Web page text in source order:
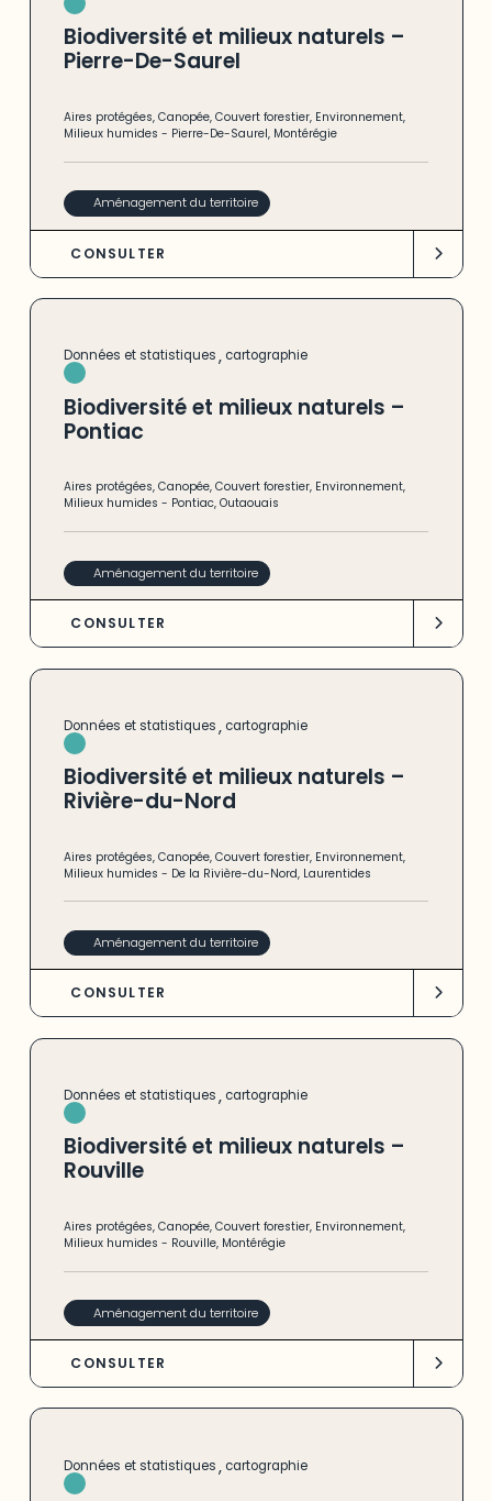
Biodiversité et milieux naturels –
Pierre-De-Saurel
Aires protégées,Canopée,Couvert forestier, Environnement,
Milieux humides - Pierre-De-Saurel, Montérégie
Aménagement du territoire
CONSULTER
Données et statistiques, cartographie
Biodiversité et milieux naturels –
Pontiac
Aires protégées,Canopée,Couvert forestier, Environnement,
Milieux humides - Pontiac,Outaouais
Aménagement du territoire
CONSULTER
Données et statistiques, cartographie
Biodiversité et milieux naturels –
Rivière-du-Nord
Aires protégées,Canopée,Couvert forestier, Environnement,
Milieux humides - De la Rivière-du-Nord, Laurentides
Aménagement du territoire
CONSULTER
Données et statistiques, cartographie
Biodiversité et milieux naturels –
Rouville
Aires protégées,Canopée,Couvert forestier, Environnement,
Milieux humides - Rouville, Montérégie
Aménagement du territoire
CONSULTER
Données et statistiques, cartographie